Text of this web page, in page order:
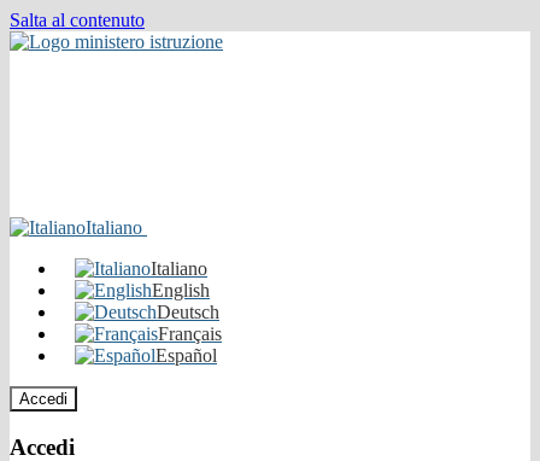
Salta al contenuto
Italiano
Italiano
English
Deutsch
Français
Español
Accedi
Accedi